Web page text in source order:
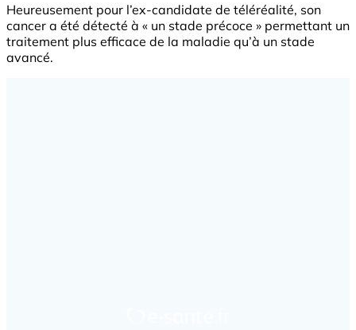
Heureusement pour l’ex-candidate de téléréalité, son
cancer a été détecté à « un stade précoce » permettant un
traitement plus efficace de la maladie qu’à un stade
avancé.